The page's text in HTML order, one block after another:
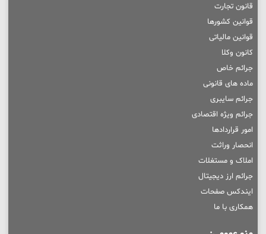
قانون تجارت
قوانین کشورها
قوانین مالیاتی
کانون وکلا
جرائم خاص
ماده های قانونی
جرائم سایبری
جرائم ویژه اقتصادی
امور قراردادها
انحصار وراثت
املاک و مستغلات
جرائم ارز دیجیتال
ایندکس صفحات
همکاری با ما